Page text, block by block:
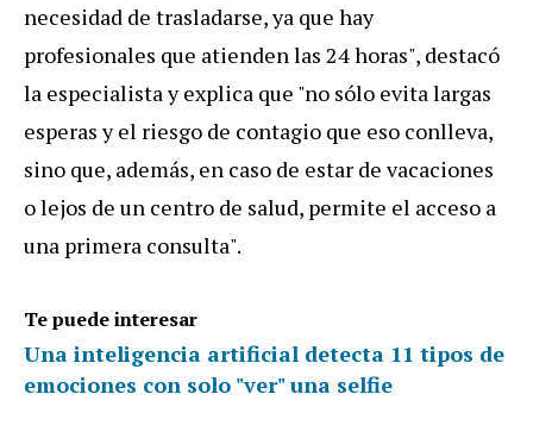
necesidad de trasladarse,ya que hay
profesionales que atiendenlas 24horas", destacó
la especialistay explica que "no sólo evitalargas
esperas y el riesgo de contagio que eso conlleva,
sino que, además, en caso de estar de vacaciones
olejos de un centro de salud, permite el acceso a
una primera consulta".
Te puede interesar
Una inteligencia artificial detecta 11 tipos de
emociones con solo "ver" una selfie